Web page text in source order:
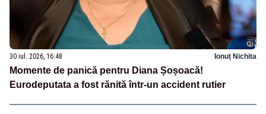
30 iul. 2026, 16:48 Ionuț Nichita
Momente de panică pentru Diana Șoșoacă!
Eurodeputata a fost rănită într-un accident rutier